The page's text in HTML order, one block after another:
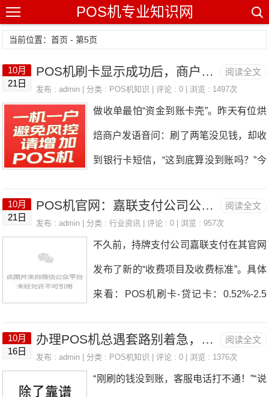
POS机专业知识网
当前位置：首页 - 第5页
阅读全文
10月
21日
POS机刷卡显示成功后，商户未收到款项，资金的流转在这三个环节遭遇了阻碍！
发布 : admin | 分类 : POS机知识 | 评论 : 0 | 浏览 : 1497次
做收单最怕“资金到账卡壳”。昨天有位烘
焙商户发语音问：刷了两笔没见钱，却收
到银行卡短信，“这到底算没到账吗？”今
断、处理、找谁解决。一、先判定：是
人。做法：让持卡人换小额重试或等冲
正，也可联系收单机构查状态。我曾因换
路由遇到这情况，查后台显“待冲正”，次
阅读全文
10月
21日
POS机官网：嘉联支付公司公示了POS机刷卡收费的最新执行标准。
发布 : admin | 分类 :行业资讯 | 评论 : 0 | 浏览 : 957次
不久前，持牌支付公司嘉联支付在其官网
发布了新的“收费项目及收费标准”。具体
来看：POS机刷卡-贷记卡：0.52%-2.5
权益会员费：0-399元/年增值服务费（可
阅读全文
10月
16日
办理POS机总遇套路别着急，找对靠谱的人比啥都重要！
发布 : admin | 分类 : POS机知识 | 评论 : 0 | 浏览 : 1376次
“刚刷的钱没到账，客服电话打不通！”“说